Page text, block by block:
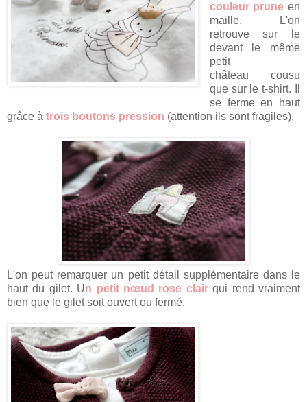
couleur prune en
maille. L'on
retrouve sur le
devant le même
petit
château cousu
que sur le t-shirt. Il
se ferme en haut
grâce à trois boutons pression (attention ils sont fragiles).
L'on peut remarquer un petit détail supplémentaire dans le
haut du gilet. Un petit nœud rose clairqui rend vraiment
bien que le gilet soit ouvert ou fermé.